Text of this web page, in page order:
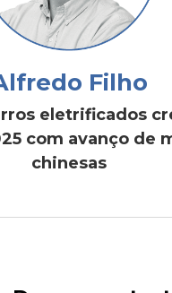
Filho
eletrificados
com avanço de
chinesas